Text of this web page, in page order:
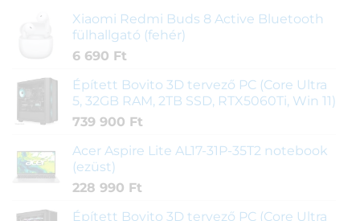
Xiaomi Redmi Buds 8 Active Bluetooth
fülhallgató (fehér)
6 690 Ft
Épített Bovito 3D tervező PC (Core Ultra
5, 32GB RAM, 2TB SSD, RTX5060Ti, Win 11)
739 900 Ft
Acer Aspire Lite AL17-31P-35T2 notebook
(ezüst)
228 990 Ft
Épített Bovito 3D tervező PC (Core Ultra